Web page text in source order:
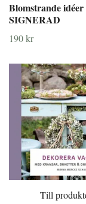
Blomstrande idéer
SIGNERAD
190 kr
Till